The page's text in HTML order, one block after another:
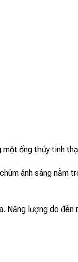
ống thủy tinh
ánh sáng
Năng lượng do